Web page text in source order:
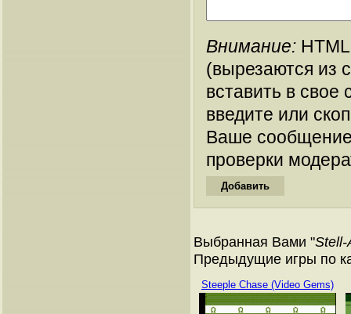
Внимание:
(вырезаются из
вставить в
введите или
Ваше
проверки
Выбранная Вами "Stell-
Предыдущие игры по
Steeple Chase (Video Gems)